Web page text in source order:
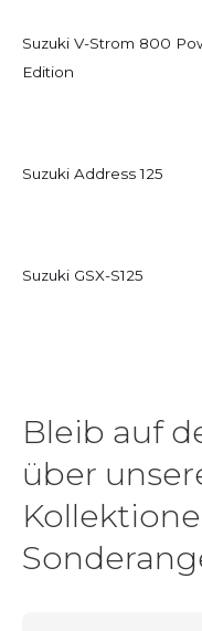
Suzuki V-Strom 800
Edition
Suzuki Address 125
Suzuki GSX-S125
Bleib auf
über